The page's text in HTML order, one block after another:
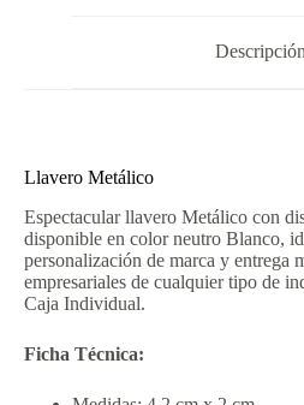
Descripción
Llavero Metálico
Espectacular llavero Metálico con
disponible en color neutro Blanco,
personalización de marca y entrega
empresariales de cualquier tipo de
Caja Individual.
Ficha Técnica: